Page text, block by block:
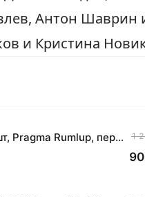
Антон Шаврин
и Кристина
Комплект хлопковых кухонных полотенец 4 шт, Pragma Rumlup, переменчивый белый 1